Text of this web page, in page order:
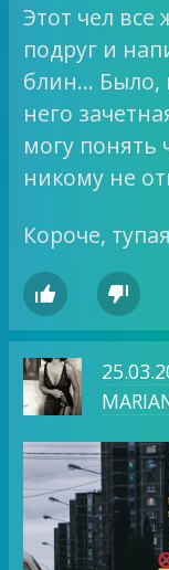
Этот чел
подруг и
блин… Было,
него
могу понять
никому не
Короче,
 